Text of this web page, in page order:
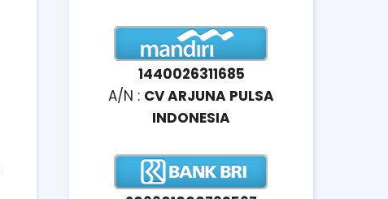
1440026311685
A/N : CV ARJUNA PULSA
INDONESIA